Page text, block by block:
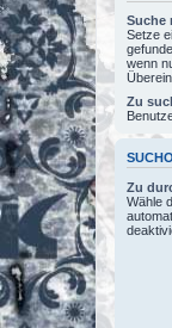
Suche
Setze
wenn
Zu
Zu
Wähle